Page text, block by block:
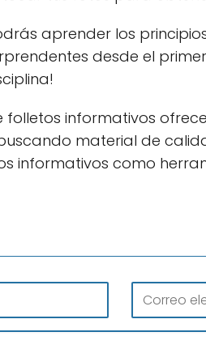
aprender los
desde el
folletos informativos
material de
informativos como